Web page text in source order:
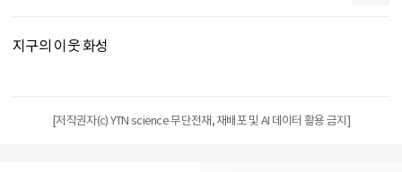
지구의 이웃 화성
[저작권자(c) YTN science 무단전재, 재배포 및 AI 데이터 활용 금지]